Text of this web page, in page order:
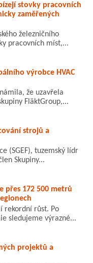
stovky pracovních
zaměřených
železničního
pracovních míst,...
výrobce HVAC
že uzavřela
FläktGroup,...
strojů a
(SGEF), tuzemský lídr
Skupiny...
přes 172 500 metrů
rekordní růst. Po
sledujeme výrazné...
projektů a